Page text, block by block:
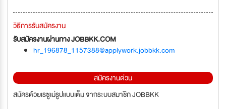
วิธีการรับสมัครงาน
รับสมัครงานผ่านทาง JOBBKK.COM
hr_196878_1157388@applywork.jobbkk.com
สมัครงานด่วน
สมัครด้วยเรซูเม่รูปแบบเต็ม จากระบบสมาชิก JOBBKK